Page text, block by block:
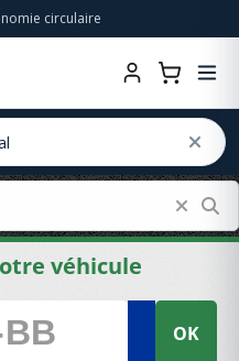
circulaire
véhicule
OK